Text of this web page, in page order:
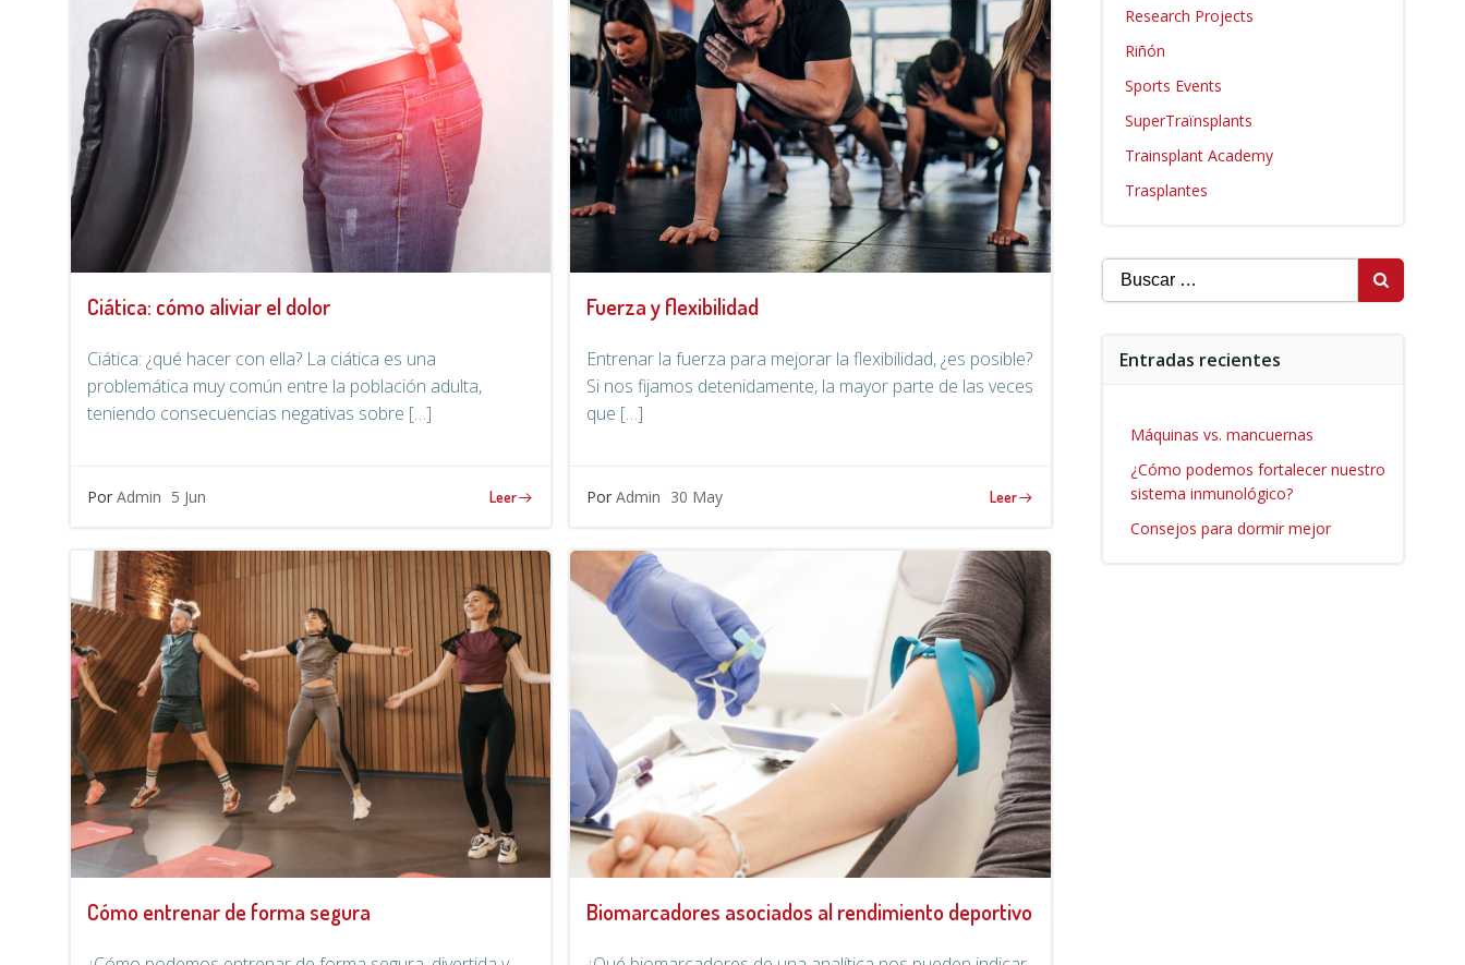
Ciática: cómo aliviar el dolor
Ciática: ¿qué hacer con ella? La ciática es una
problemática muy común entre la población adulta,
teniendo consecuencias negativas sobre […]
Por Admin 5 Jun Leer
Fuerza y flexibilidad
Entrenar la fuerza para mejorar la flexibilidad, ¿es posible?
Si nos fijamos detenidamente, la mayor parte de las veces
que […]
Por Admin 30 May Leer
Cómo entrenar de forma segura Biomarcadores asociados al rendimiento deportivo
Research Projects
Riñón
Sports Events
SuperTraïnsplants
Trainsplant Academy
Trasplantes
Buscar:
Entradas recientes
Máquinas vs. mancuernas
¿Cómo podemos fortalecer nuestro
sistema inmunológico?
Consejos para dormir mejor